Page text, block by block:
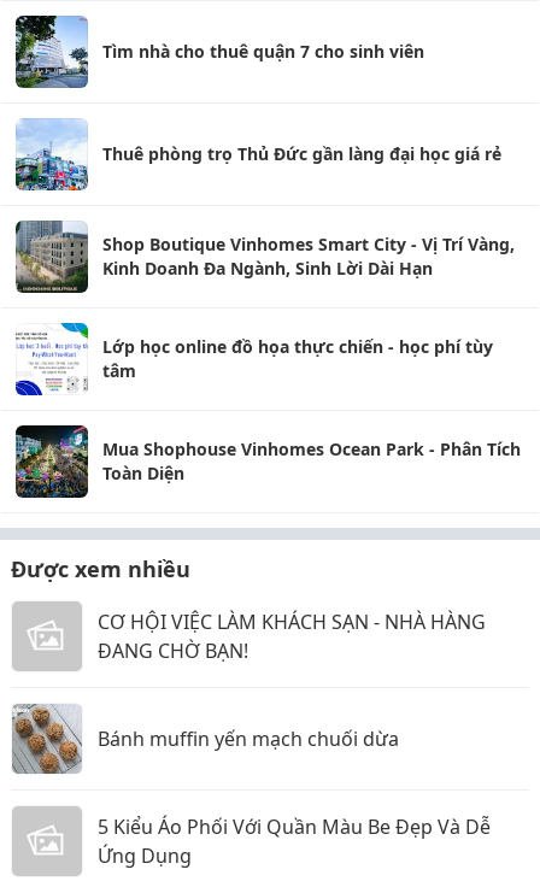
Tìm nhà cho thuê quận 7 cho sinh viên
Thuê phòng trọ Thủ Đức gần làng đại học giá rẻ
Shop Boutique Vinhomes Smart City - Vị Trí Vàng,
Kinh Doanh Đa Ngành, Sinh Lời Dài Hạn
Lớp học online đồ họa thực chiến - học phí tùy
tâm
Mua Shophouse Vinhomes Ocean Park - Phân Tích
Toàn Diện
Được xem nhiều
CƠ HỘI VIỆC LÀM KHÁCH SẠN - NHÀ HÀNG
ĐANG CHỜ BẠN!
Bánh muffin yến mạch chuối dừa
5 Kiểu Áo Phối Với Quần Màu Be Đẹp Và Dễ
Ứng Dụng